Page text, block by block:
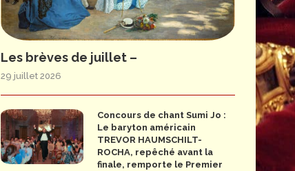
Les brèves de juillet –
29 juillet 2026
Concours de chant Sumi Jo :
Le baryton américain
TREVOR HAUMSCHILT-
ROCHA, repêché avant la
finale, remporte le Premier